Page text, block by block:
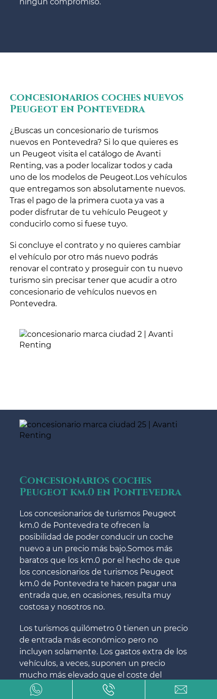
ningún compromiso.
concesionarios coches nuevos
Peugeot en Pontevedra
¿Buscas un concesionario de turismos
nuevos en Pontevedra? Si lo que quieres es
un Peugeot visita el catálogo de Avanti
Renting, vas a poder localizar todos y cada
uno de los modelos de Peugeot.Los vehículos
que entregamos son absolutamente nuevos.
Tras el pago de la primera cuota ya vas a
poder disfrutar de tu vehículo Peugeot y
conducirlo como si fuese tuyo.
Si concluye el contrato y no quieres cambiar
el vehículo por otro más nuevo podrás
renovar el contrato y proseguir con tu nuevo
turismo sin precisar tener que acudir a otro
concesionario de vehículos nuevos en
Pontevedra.
Concesionarios coches
Peugeot km.0 en Pontevedra
Los concesionarios de turismos Peugeot
km.0 de Pontevedra te ofrecen la
posibilidad de poder conducir un coche
nuevo a un precio más bajo.Somos más
baratos que los km.0 por el hecho de que
los concesionarios de turismos Peugeot
km.0 de Pontevedra te hacen pagar una
entrada que, en ocasiones, resulta muy
costosa y nosotros no.
Los turismos quilómetro 0 tienen un precio
de entrada más económico pero no
incluyen solamente. Los gastos extra de los
vehículos, a veces, suponen un precio
mucho más elevado que el coste del
vehículo.